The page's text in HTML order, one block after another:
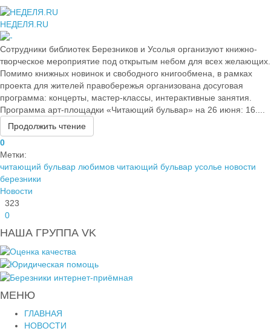
НЕДЕЛЯ.RU
Сотрудники библиотек Березников и Усолья организуют книжно-
творческое мероприятие под открытым небом для всех желающих.
Помимо книжных новинок и свободного книгообмена, в рамках
проекта для жителей правобережья организована досуговая
программа: концерты, мастер-классы, интерактивные занятия.
Программа арт-площадки «Читающий бульвар» на 26 июня: 16....
Продолжить чтение
0
Метки:
читающий бульвар любимов читающий бульвар усолье новости
березники
Новости
323
0
НАША ГРУППА VK
МЕНЮ
ГЛАВНАЯ
НОВОСТИ